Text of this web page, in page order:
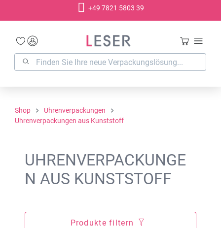
+49 7821 5803 39
Shop
Uhrenverpackungen
Uhrenverpackungen aus Kunststoff
UHRENVERPACKUNGE
N AUS KUNSTSTOFF
Produkte filtern